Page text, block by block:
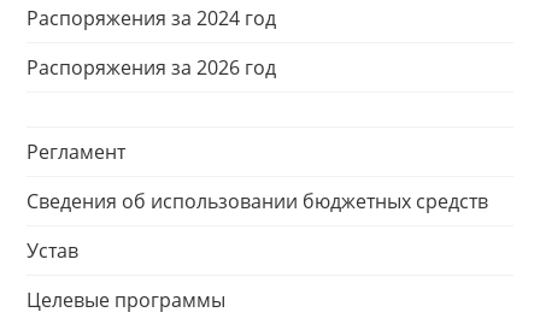
Распоряжения за 2024 год
Распоряжения за 2026 год
Регламент
Сведения об использовании бюджетных средств
Устав
Целевые программы